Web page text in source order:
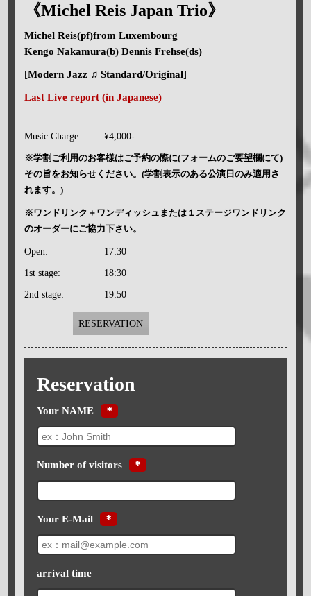
《Michel Reis Japan Trio》
Michel Reis(pf)from Luxembourg
Kengo Nakamura(b) Dennis Frehse(ds)
[Modern Jazz ♫ Standard/Original]
Last Live report (in Japanese)
Music Charge: ¥4,000-
※学割ご利用のお客様はご予約の際に(フォームのご要望欄にて)
その旨をお知らせください。(学割表示のある公演日のみ適用さ
れます。)
※ワンドリンク＋ワンディッシュまたは１ステージワンドリンク
のオーダーにご協力下さい。
Open: 17:30
1st stage: 18:30
2nd stage: 19:50
RESERVATION
Reservation
Your NAME ＊
Number of visitors ＊
Your E-Mail ＊
arrival time